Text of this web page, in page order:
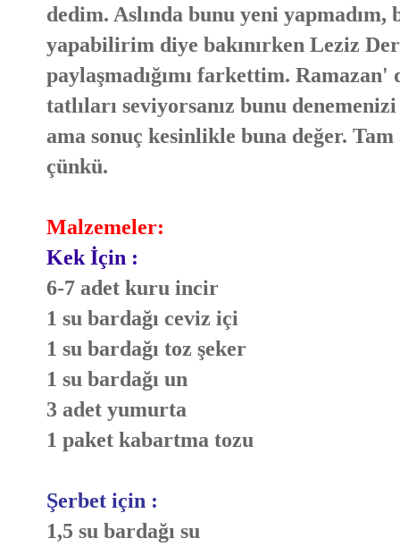
dedim. Aslında bunu yeni
yapabilirim diye bakınırken Leziz
paylaşmadığımı farkettim.
tatlıları seviyorsanız bunu
ama sonuç kesinlikle buna değer.
çünkü.
Malzemeler:
Kek İçin :
6-7 adet kuru incir
1 su bardağı ceviz içi
1 su bardağı toz şeker
1 su bardağı un
3 adet yumurta
1 paket kabartma tozu
Şerbet için :
1,5 su bardağı su